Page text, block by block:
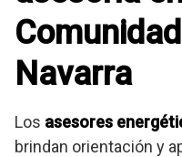
Navarra
Los asesores
brindan orientación y